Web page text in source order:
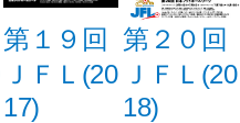
第１９回
ＪＦＬ(20
17)
第２０回
ＪＦＬ(20
18)